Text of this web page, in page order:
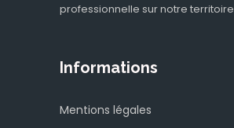
professionnelle sur notre territoire
Informations
Mentions légales